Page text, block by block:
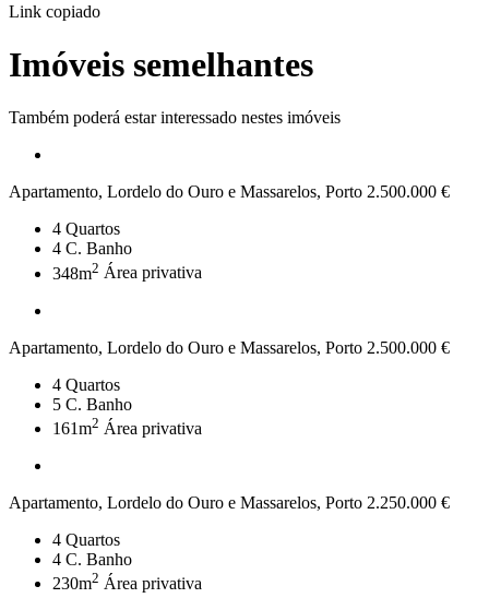
Link copiado
Imóveis semelhantes
Também poderá estar interessado nestes imóveis
Apartamento, Lordelo do Ouro e Massarelos, Porto 2.500.000 €
4 Quartos
4 C. Banho
348m2 Área privativa
Apartamento, Lordelo do Ouro e Massarelos, Porto 2.500.000 €
4 Quartos
5 C. Banho
161m2 Área privativa
Apartamento, Lordelo do Ouro e Massarelos, Porto 2.250.000 €
4 Quartos
4 C. Banho
230m2 Área privativa